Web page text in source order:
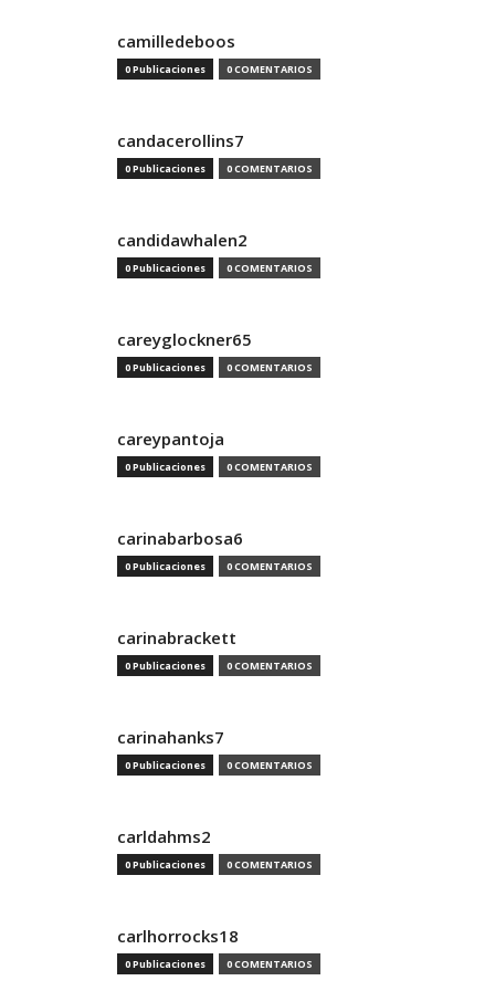
camilledeboos
0 Publicaciones 0 COMENTARIOS
candacerollins7
0 Publicaciones 0 COMENTARIOS
candidawhalen2
0 Publicaciones 0 COMENTARIOS
careyglockner65
0 Publicaciones 0 COMENTARIOS
careypantoja
0 Publicaciones 0 COMENTARIOS
carinabarbosa6
0 Publicaciones 0 COMENTARIOS
carinabrackett
0 Publicaciones 0 COMENTARIOS
carinahanks7
0 Publicaciones 0 COMENTARIOS
carldahms2
0 Publicaciones 0 COMENTARIOS
carlhorrocks18
0 Publicaciones 0 COMENTARIOS